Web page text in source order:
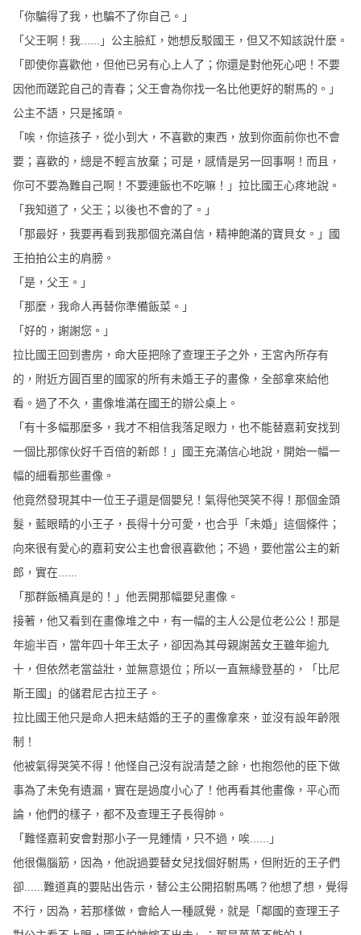
「你騙得了我，也騙不了你自己。」
「父王啊！我......」公主臉紅，她想反駁國王，但又不知該說什麼。
「即使你喜歡他，但他已另有心上人了；你還是對他死心吧！不要
因他而蹉跎自己的青春；父王會為你找一名比他更好的駙馬的。」
公主不語，只是搖頭。
「唉，你這孩子，從小到大，不喜歡的東西，放到你面前你也不會
要；喜歡的，總是不輕言放棄；可是，感情是另一回事啊！而且，
你可不要為難自己啊！不要連飯也不吃嘛！」拉比國王心疼地說。
「我知道了，父王；以後也不會的了。」
「那最好，我要再看到我那個充滿自信，精神飽滿的寶貝女。」國
王拍拍公主的肩膀。
「是，父王。」
「那麼，我命人再替你準備飯菜。」
「好的，謝謝您。」
拉比國王回到書房，命大臣把除了查理王子之外，王宮內所存有
的，附近方圓百里的國家的所有未婚王子的畫像，全部拿來給他
看。過了不久，畫像堆滿在國王的辦公桌上。
「有十多幅那麼多，我才不相信我落足眼力，也不能替嘉莉安找到
一個比那傢伙好千百倍的新郎！」國王充滿信心地說，開始一幅一
幅的細看那些畫像。
他竟然發現其中一位王子還是個嬰兒！氣得他哭笑不得！ 那個金頭
髮，藍眼睛的小王子，長得十分可愛，也合乎「未婚」這個條件；
向來很有愛心的嘉莉安公主也會很喜歡他；不過，要他當公主的新
郎，實在......
「那群飯桶真是的！」他丟開那幅嬰兒畫像。
接著，他又看到在畫像堆之中，有一幅的主人公是位老公公！那是
年逾半百，當年四十年王太子，卻因為其母親謝茜女王雖年逾九
十，但依然老當益壯，並無意退位；所以一直無緣登基的，「比尼
斯王國」的儲君尼古拉王子。
拉比國王他只是命人把未結婚的王子的畫像拿來，並沒有設年齡限
制！
他被氣得哭笑不得！他怪自己沒有說清楚之餘，也抱怨他的臣下做
事為了未免有遺漏，實在是過度小心了！他再看其他畫像，平心而
論，他們的樣子，都不及查理王子長得帥。
「難怪嘉莉安會對那小子一見鍾情，只不過，唉......」
他很傷腦筋，因為，他說過要替女兒找個好駙馬，但附近的王子們
卻......難道真的要貼出告示，替公主公開招駙馬嗎？他想了想，覺得
不行，因為，若那樣做，會給人一種感覺，就是「鄰國的查理王子